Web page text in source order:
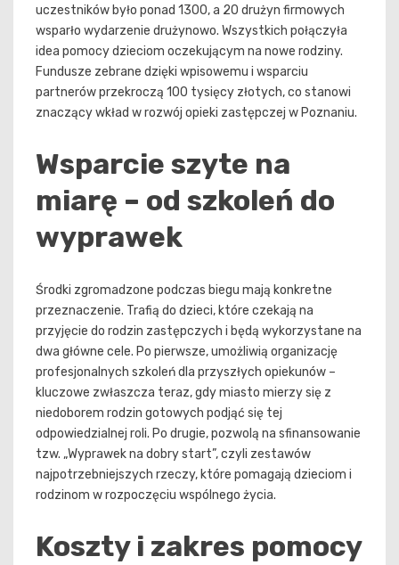
uczestników było ponad 1300, a 20 drużyn firmowych
wsparło wydarzenie drużynowo. Wszystkich połączyła
idea pomocy dzieciom oczekującym na nowe rodziny.
Fundusze zebrane dzięki wpisowemu i wsparciu
partnerów przekroczą 100 tysięcy złotych, co stanowi
znaczący wkład w rozwój opieki zastępczej w Poznaniu.
Wsparcie szyte na
miarę – od szkoleń do
wyprawek
Środki zgromadzone podczas biegu mają konkretne
przeznaczenie. Trafią do dzieci, które czekają na
przyjęcie do rodzin zastępczych i będą wykorzystane na
dwa główne cele. Po pierwsze, umożliwią organizację
profesjonalnych szkoleń dla przyszłych opiekunów –
kluczowe zwłaszcza teraz, gdy miasto mierzy się z
niedoborem rodzin gotowych podjąć się tej
odpowiedzialnej roli. Po drugie, pozwolą na sfinansowanie
tzw. „Wyprawek na dobry start”, czyli zestawów
najpotrzebniejszych rzeczy, które pomagają dzieciom i
rodzinom w rozpoczęciu wspólnego życia.
Koszty i zakres pomocy